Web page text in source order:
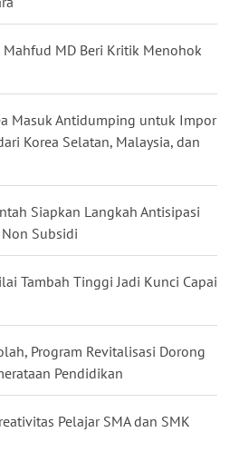
Mahfud MD Beri Kritik Menohok
Masuk Antidumping untuk Impor
Korea Selatan, Malaysia, dan
Siapkan Langkah Antisipasi
Subsidi
Tambah Tinggi Jadi Kunci Capai
Program Revitalisasi Dorong
Pendidikan
Pelajar SMA dan SMK